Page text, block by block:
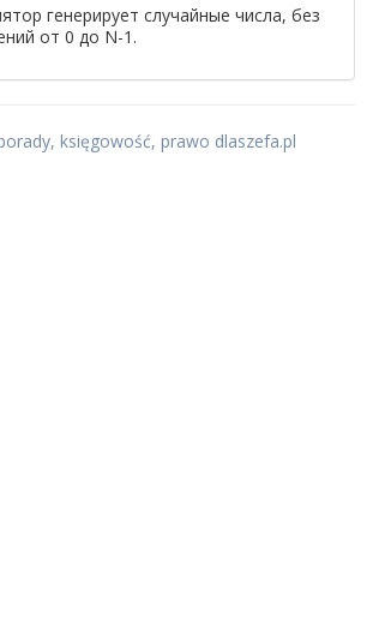
генерирует случайные числа, без
от 0 до N-1.
księgowość, prawo dlaszefa.pl